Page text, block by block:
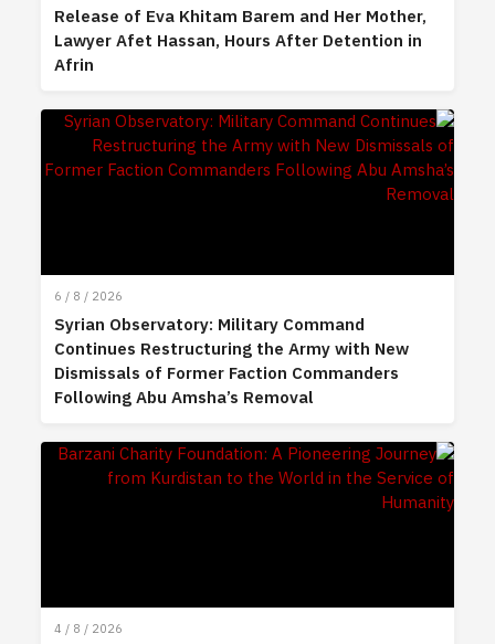
Release of Eva Khitam Barem and Her Mother,
Lawyer Afet Hassan, Hours After Detention in
Afrin
6 / 8 / 2026
Syrian Observatory: Military Command
Continues Restructuring the Army with New
Dismissals of Former Faction Commanders
Following Abu Amsha’s Removal
4 / 8 / 2026